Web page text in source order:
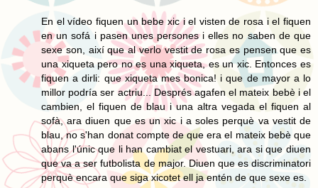
En el vídeo fiquen un bebe xic i el visten de rosa i el fiquen
en un sofá i pasen unes persones i elles no saben de que
sexe son, així que al verlo vestit de rosa es pensen que es
una xiqueta pero no es una xiqueta, es un xic. Entonces es
fiquen a dirli: que xiqueta mes bonica! i que de mayor a lo
millor podría ser actriu... Després agafen el mateix bebè i el
cambien, el fiquen de blau i una altra vegada el fiquen al
sofà, ara diuen que es un xic i a soles perquè va vestit de
blau, no s'han donat compte de que era el mateix bebè que
abans l'únic que li han cambiat el vestuari, ara si que diuen
que va a ser futbolista de major. Diuen que es discriminatori
perquè encara que siga xicotet ell ja entén de que sexe es.